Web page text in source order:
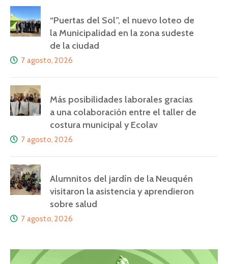
“Puertas del Sol”, el nuevo loteo de
la Municipalidad en la zona sudeste
de la ciudad
7 agosto, 2026
Más posibilidades laborales gracias
a una colaboración entre el taller de
costura municipal y Ecolav
7 agosto, 2026
Alumnitos del jardín de la Neuquén
visitaron la asistencia y aprendieron
sobre salud
7 agosto, 2026